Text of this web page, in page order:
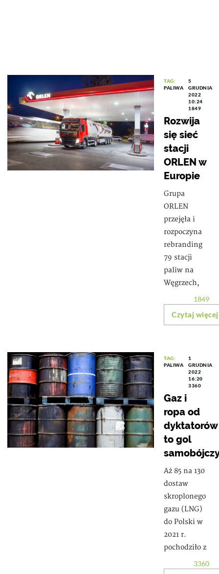
TAG:
PALIWA
5
GRUDNIA
2022
10:24
1849
Rozwija
się sieć
stacji
ORLEN w
Europie
Grupa
ORLEN
przejęła i
rozpoczyna
rebranding
79 stacji
paliw na
Węgrzech,
1849
Czytaj więcej
TAG:
PALIWA
1
GRUDNIA
2022
16:20
3360
Gaz i
ropa od
dyktatorów
to gol
Aż 85 na 130
dostaw
skroplonego
gazu (LNG)
do Polski w
2021 r.
pochodziło z
3360